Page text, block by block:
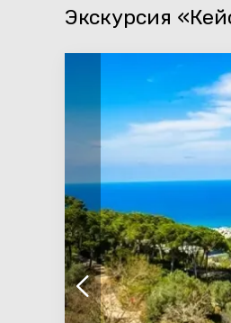
Экскурсия